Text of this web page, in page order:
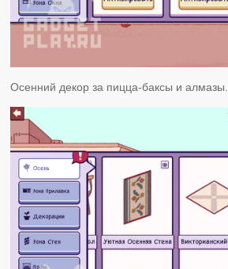
Осенний декор за пицца-баксы и алмазы.